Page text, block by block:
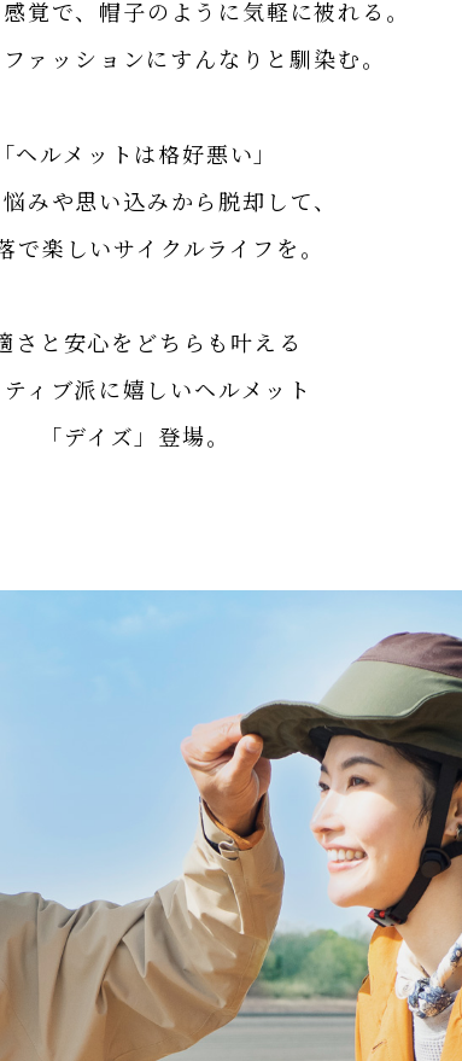
覚で、 帽子のように気軽に被れる。
ァッションにすんなりと馴染む。
「ヘルメットは格好悪い」
みや思い込みから脱却して、
で楽しいサイクルライフを。
さと安心をどちらも叶える
ィブ派に嬉しいヘルメット
「デイズ」登場。